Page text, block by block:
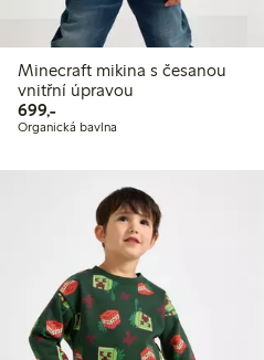
Minecraft mikina s česanou
vnitřní úpravou
699,-699,00 Kč
Organická bavlna